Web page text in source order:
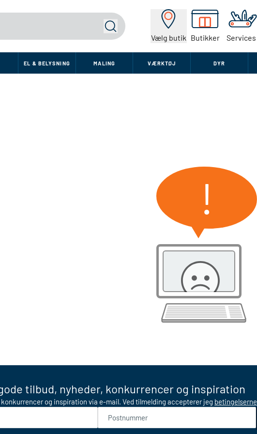
Vælg butik Butikker Services
Søg
EL & BELYSNING MALING VÆRKTØJ DYR
!
tilbud, nyheder, konkurrencer og inspiration
og inspiration via e-mail. Ved tilmelding accepterer jeg betingelserne